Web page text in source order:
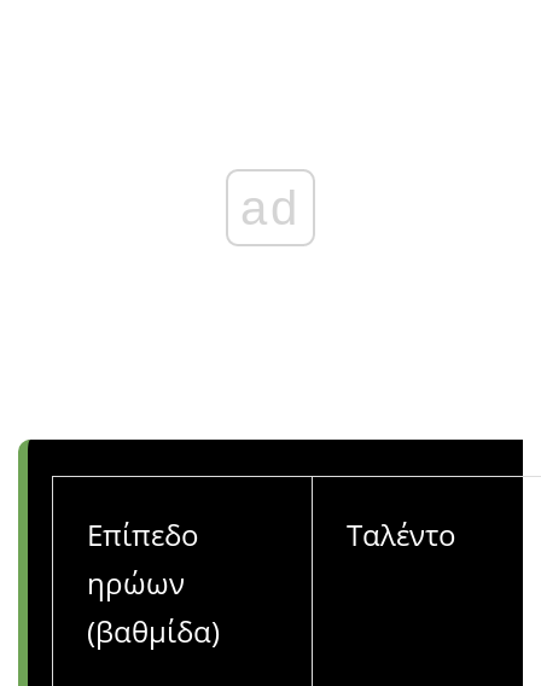
ad
Επίπεδο
ηρώων
(βαθμίδα)
Ταλέντο